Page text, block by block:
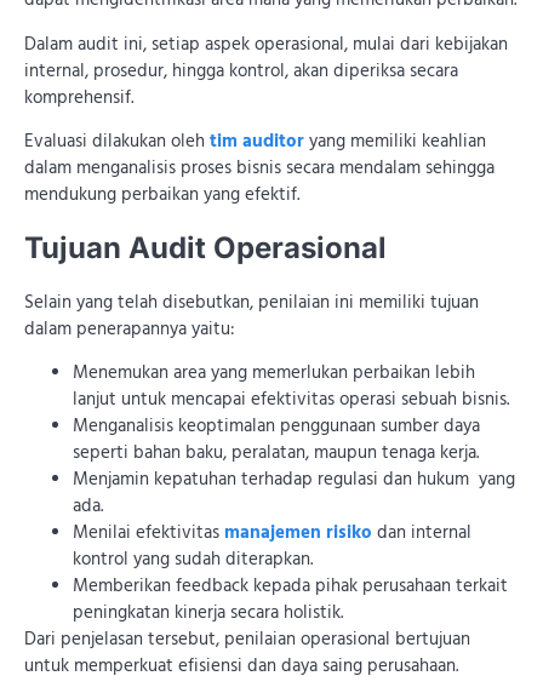
Dalam audit ini, setiap aspek operasional, mulai dari kebijakan
internal, prosedur, hingga kontrol, akan diperiksa secara
komprehensif.
Evaluasi dilakukan oleh tim auditoryang memiliki keahlian
dalam menganalisis proses bisnis secara mendalam sehingga
mendukung perbaikan yang efektif.
Tujuan Audit Operasional
Selain yang telah disebutkan, penilaian ini memiliki tujuan
dalam penerapannya yaitu:
Menemukan area yang memerlukan perbaikan lebih
lanjut untuk mencapai efektivitas operasi sebuah bisnis.
Menganalisis keoptimalan penggunaan sumber daya
seperti bahan baku, peralatan, maupun tenaga kerja.
Menjamin kepatuhan terhadap regulasi dan hukum yang
ada.
Menilai efektivitas manajemen risiko dan internal
kontrol yang sudah diterapkan.
Memberikan feedback kepada pihak perusahaan terkait
peningkatan kinerja secara holistik.
Dari penjelasan tersebut, penilaian operasional bertujuan
untuk memperkuat efisiensi dan daya saing perusahaan.